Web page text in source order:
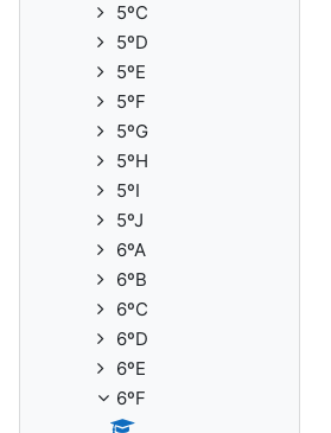
5ºC
5ºD
5ºE
5ºF
5ºG
5ºH
5ºI
5ºJ
6ºA
6ºB
6ºC
6ºD
6ºE
6ºF